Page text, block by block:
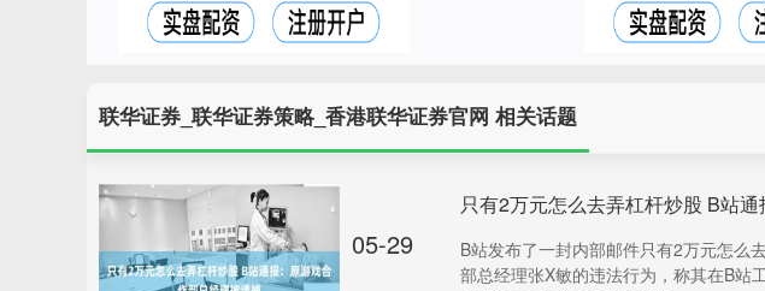
联华证券_联华证券策略_香港联华证券官网 相关话题
05-29
B站发布了一封内部邮件只有2万元怎么
部总经理张X敏的违法行为，称其在B站